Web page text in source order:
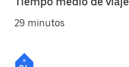
29 minutos